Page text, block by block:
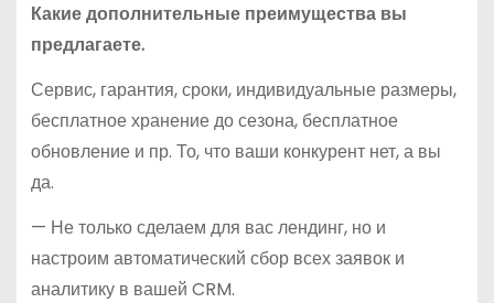
Какие дополнительные преимущества вы
предлагаете.
Сервис, гарантия, сроки, индивидуальные размеры,
бесплатное хранение до сезона, бесплатное
обновление и пр. То, что ваши конкурент нет, а вы
да.
— Не только сделаем для вас лендинг, но и
настроим автоматический сбор всех заявок и
аналитику в вашей CRM.